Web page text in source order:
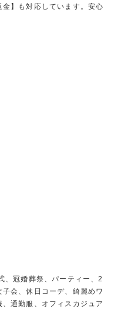
】も対応しています。安心
、冠婚葬祭、パーティー、2
会、休日コーデ、綺麗めワ
通勤服、オフィスカジュア